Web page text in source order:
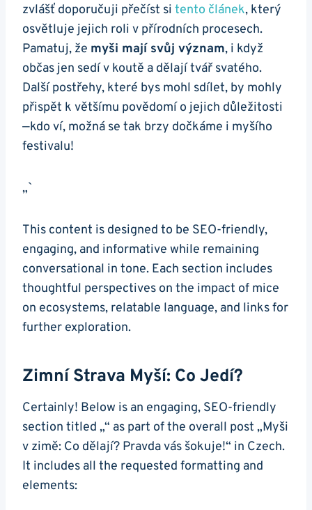
zvlášť doporučuji přečíst si tento článek, který
osvětluje jejich roli v přírodních procesech.
Pamatuj, že myši mají svůj význam, i když
občas jen sedí v koutě a dělají tvář svatého.
Další postřehy, které bys mohl sdílet, by mohly
přispět k většímu povědomí o jejich důležitosti
—kdo ví, možná se tak brzy dočkáme i myšího
festivalu!
„`
This content is designed to be SEO-friendly,
engaging, and informative while remaining
conversational in tone. Each section includes
thoughtful perspectives on the impact of mice
on ecosystems, relatable language, and links for
further exploration.
Zimní Strava Myší: Co Jedí?
Certainly! Below is an engaging, SEO-friendly
section titled „“ as part of the overall post „Myši
v zimě: Co dělají? Pravda vás šokuje!“ in Czech.
It includes all the requested formatting and
elements: